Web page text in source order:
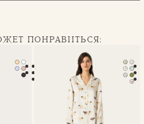
ПОНРАВИТЬСЯ:
Классическая пижама